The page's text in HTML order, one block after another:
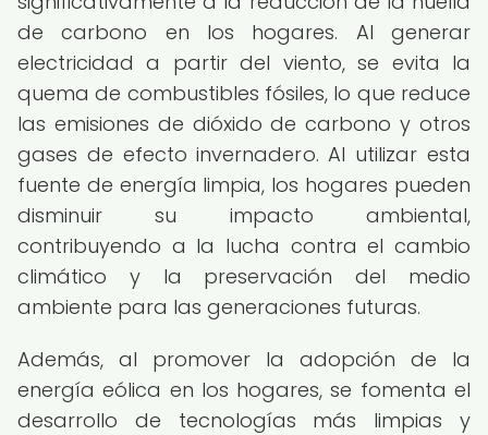
de carbono en los hogares. Al generar
electricidad a partir del viento, se evita la
quema de combustibles fósiles, lo que reduce
las emisiones de dióxido de carbono y otros
gases de efecto invernadero. Al utilizar esta
fuente de energía limpia, los hogares pueden
disminuir su impacto ambiental,
contribuyendo a la lucha contra el cambio
climático y la preservación del medio
ambiente para las generaciones futuras.
Además, al promover la adopción de la
energía eólica en los hogares, se fomenta el
desarrollo de tecnologías más limpias y